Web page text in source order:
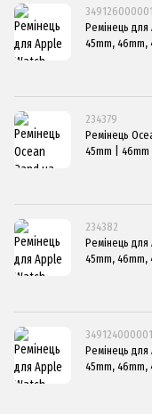
Ремінець для
45mm, 46mm,
234379
Ремінець
45mm |
234382
Ремінець для
45mm,
Ремінець для
45mm, 46mm,